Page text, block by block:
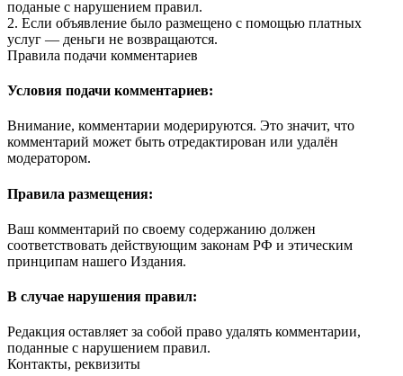
поданые с нарушением правил.
2. Если объявление было размещено с помощью платных
услуг — деньги не возвращаются.
Правила подачи комментариев
Условия подачи комментариев:
Внимание, комментарии модерируются. Это значит, что
комментарий может быть отредактирован или удалён
модератором.
Правила размещения:
Ваш комментарий по своему содержанию должен
соответствовать действующим законам РФ и этическим
принципам нашего Издания.
В случае нарушения правил:
Редакция оставляет за собой право удалять комментарии,
поданные с нарушением правил.
Контакты, реквизиты